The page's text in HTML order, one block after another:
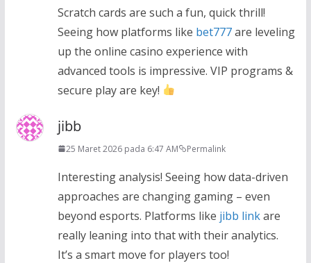
Scratch cards are such a fun, quick thrill!
Seeing how platforms like bet777are leveling
up the online casino experience with
advanced tools is impressive. VIP programs &
secure play are key!
jibb
25 Maret 2026 pada 6:47 AM Permalink
Interesting analysis! Seeing how data-driven
approaches are changing gaming – even
beyond esports. Platforms like jibb linkare
really leaning into that with their analytics.
It’s a smart move for players too!